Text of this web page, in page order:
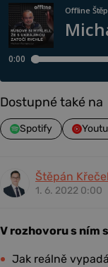
Dostupné také na
Spotify
Štěpán
1. 6. 2022 0:00
V rozhovoru s ním
Jak reálně